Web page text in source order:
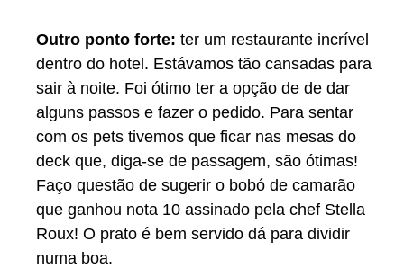
Outro ponto forte: ter um restaurante incrível
dentro do hotel. Estávamos tão cansadas para
sair à noite. Foi ótimo ter a opção de de dar
alguns passos e fazer o pedido. Para sentar
com os pets tivemos que ficar nas mesas do
deck que, diga-se de passagem, são ótimas!
Faço questão de sugerir o bobó de camarão
que ganhou nota 10 assinado pela chef Stella
Roux! O prato é bem servido dá para dividir
numa boa.